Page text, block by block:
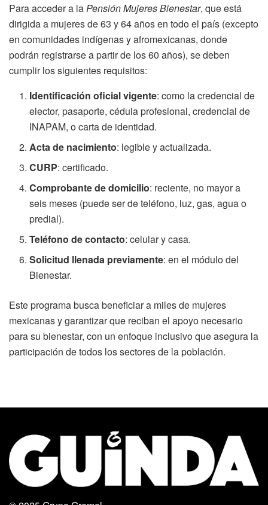
Para acceder a laPensión Mujeres Bienestar, que está
dirigida a mujeres de 63 y 64 años en todo el país (excepto
en comunidades indígenas y afromexicanas, donde
podrán registrarse a partir de los 60 años), se deben
cumplir los siguientes requisitos:
Identificación oficial vigente: como la credencial de
elector, pasaporte, cédula profesional, credencial de
INAPAM, o carta de identidad.
Acta de nacimiento: legible y actualizada.
CURP: certificado.
Comprobante de domicilio: reciente, no mayor a
seis meses (puede ser de teléfono, luz, gas, agua o
predial).
Teléfono de contacto: celular y casa.
Solicitud llenada previamente: en el módulo del
Bienestar.
Este programa busca beneficiar a miles de mujeres
mexicanas y garantizar que reciban el apoyo necesario
para su bienestar, con un enfoque inclusivo que asegura la
participación de todos los sectores de la población.